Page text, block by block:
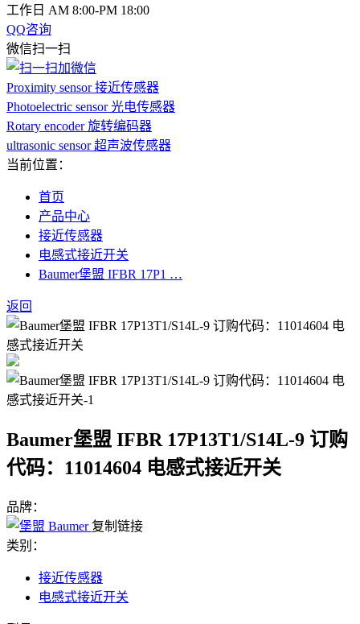
工作日 AM 8:00-PM 18:00
QQ咨询
微信扫一扫
Proximity sensor 接近传感器
Photoelectric sensor 光电传感器
Rotary encoder 旋转编码器
ultrasonic sensor 超声波传感器
当前位置：
首页
产品中心
接近传感器
电感式接近开关
Baumer堡盟 IFBR 17P1 …
返回
Baumer堡盟 IFBR 17P13T1/S14L-9 订购
代码：11014604 电感式接近开关
品牌：
复制链接
类别：
接近传感器
电感式接近开关